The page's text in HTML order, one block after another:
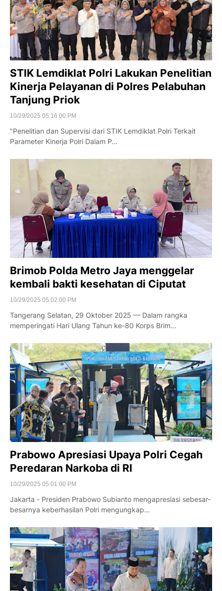
STIK Lemdiklat Polri Lakukan Penelitian
Kinerja Pelayanan di Polres Pelabuhan
Tanjung Priok
10/29/2025 05:16:00 PM
"Penelitian dan Supervisi dari STIK Lemdiklat Polri Terkait
Parameter Kinerja Polri Dalam P…
Brimob Polda Metro Jaya menggelar
kembali bakti kesehatan di Ciputat
10/29/2025 05:02:00 PM
Tangerang Selatan, 29 Oktober 2025 — Dalam rangka
memperingati Hari Ulang Tahun ke-80 Korps Brim…
Prabowo Apresiasi Upaya Polri Cegah
Peredaran Narkoba di RI
10/29/2025 05:01:00 PM
Jakarta - Presiden Prabowo Subianto mengapresiasi sebesar-
besarnya keberhasilan Polri mengungkap…